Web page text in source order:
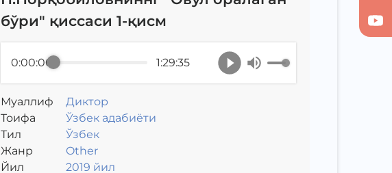
бўри" қиссаси 1-қисм
0:00:00 1:29:35
Муаллиф
Диктор
Toифа
Ўзбек адабиёти
Тил
Ўзбек
Жанр
Other
Йил
2019 йил